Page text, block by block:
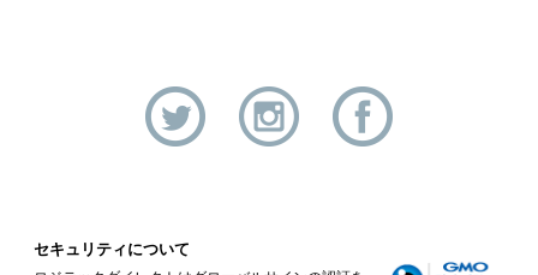
セキュリティについて